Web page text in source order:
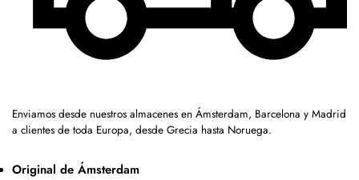
Enviamos desde nuestros almacenes en Ámsterdam, Barcelona y Madrid
a clientes de toda Europa, desde Grecia hasta Noruega.
Original de Ámsterdam